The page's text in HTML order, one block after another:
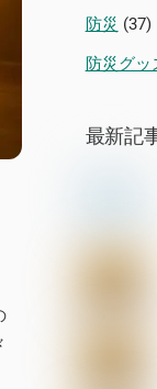
防災 (37)
防災グッ
最新記